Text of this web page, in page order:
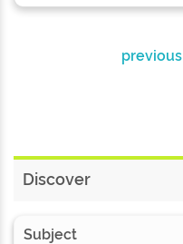
previous
Discover
Subject